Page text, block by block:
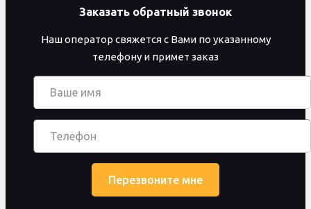
Заказать обратный звонок
Наш оператор свяжется с Вами по указанному
телефону и примет заказ